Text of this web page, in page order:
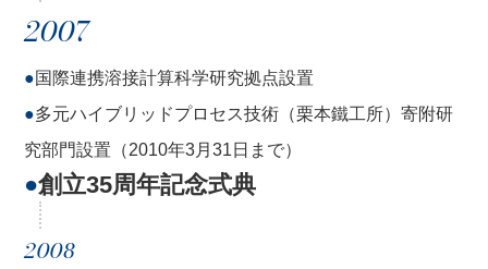
2007
●国際連携溶接計算科学研究拠点設置
●多元ハイブリッドプロセス技術（栗本鐵工所）寄附研
究部門設置（2010年3月31日まで）
●創立35周年記念式典
2008